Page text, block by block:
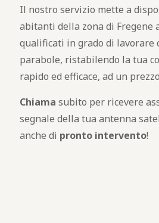
Il nostro servizio mette a
abitanti della zona di Fregene
qualificati in grado di lavorare
parabole, ristabilendo la tua
rapido ed efficace, ad un
Chiama subito per ricevere
segnale della tua antenna
anche di pronto intervento!